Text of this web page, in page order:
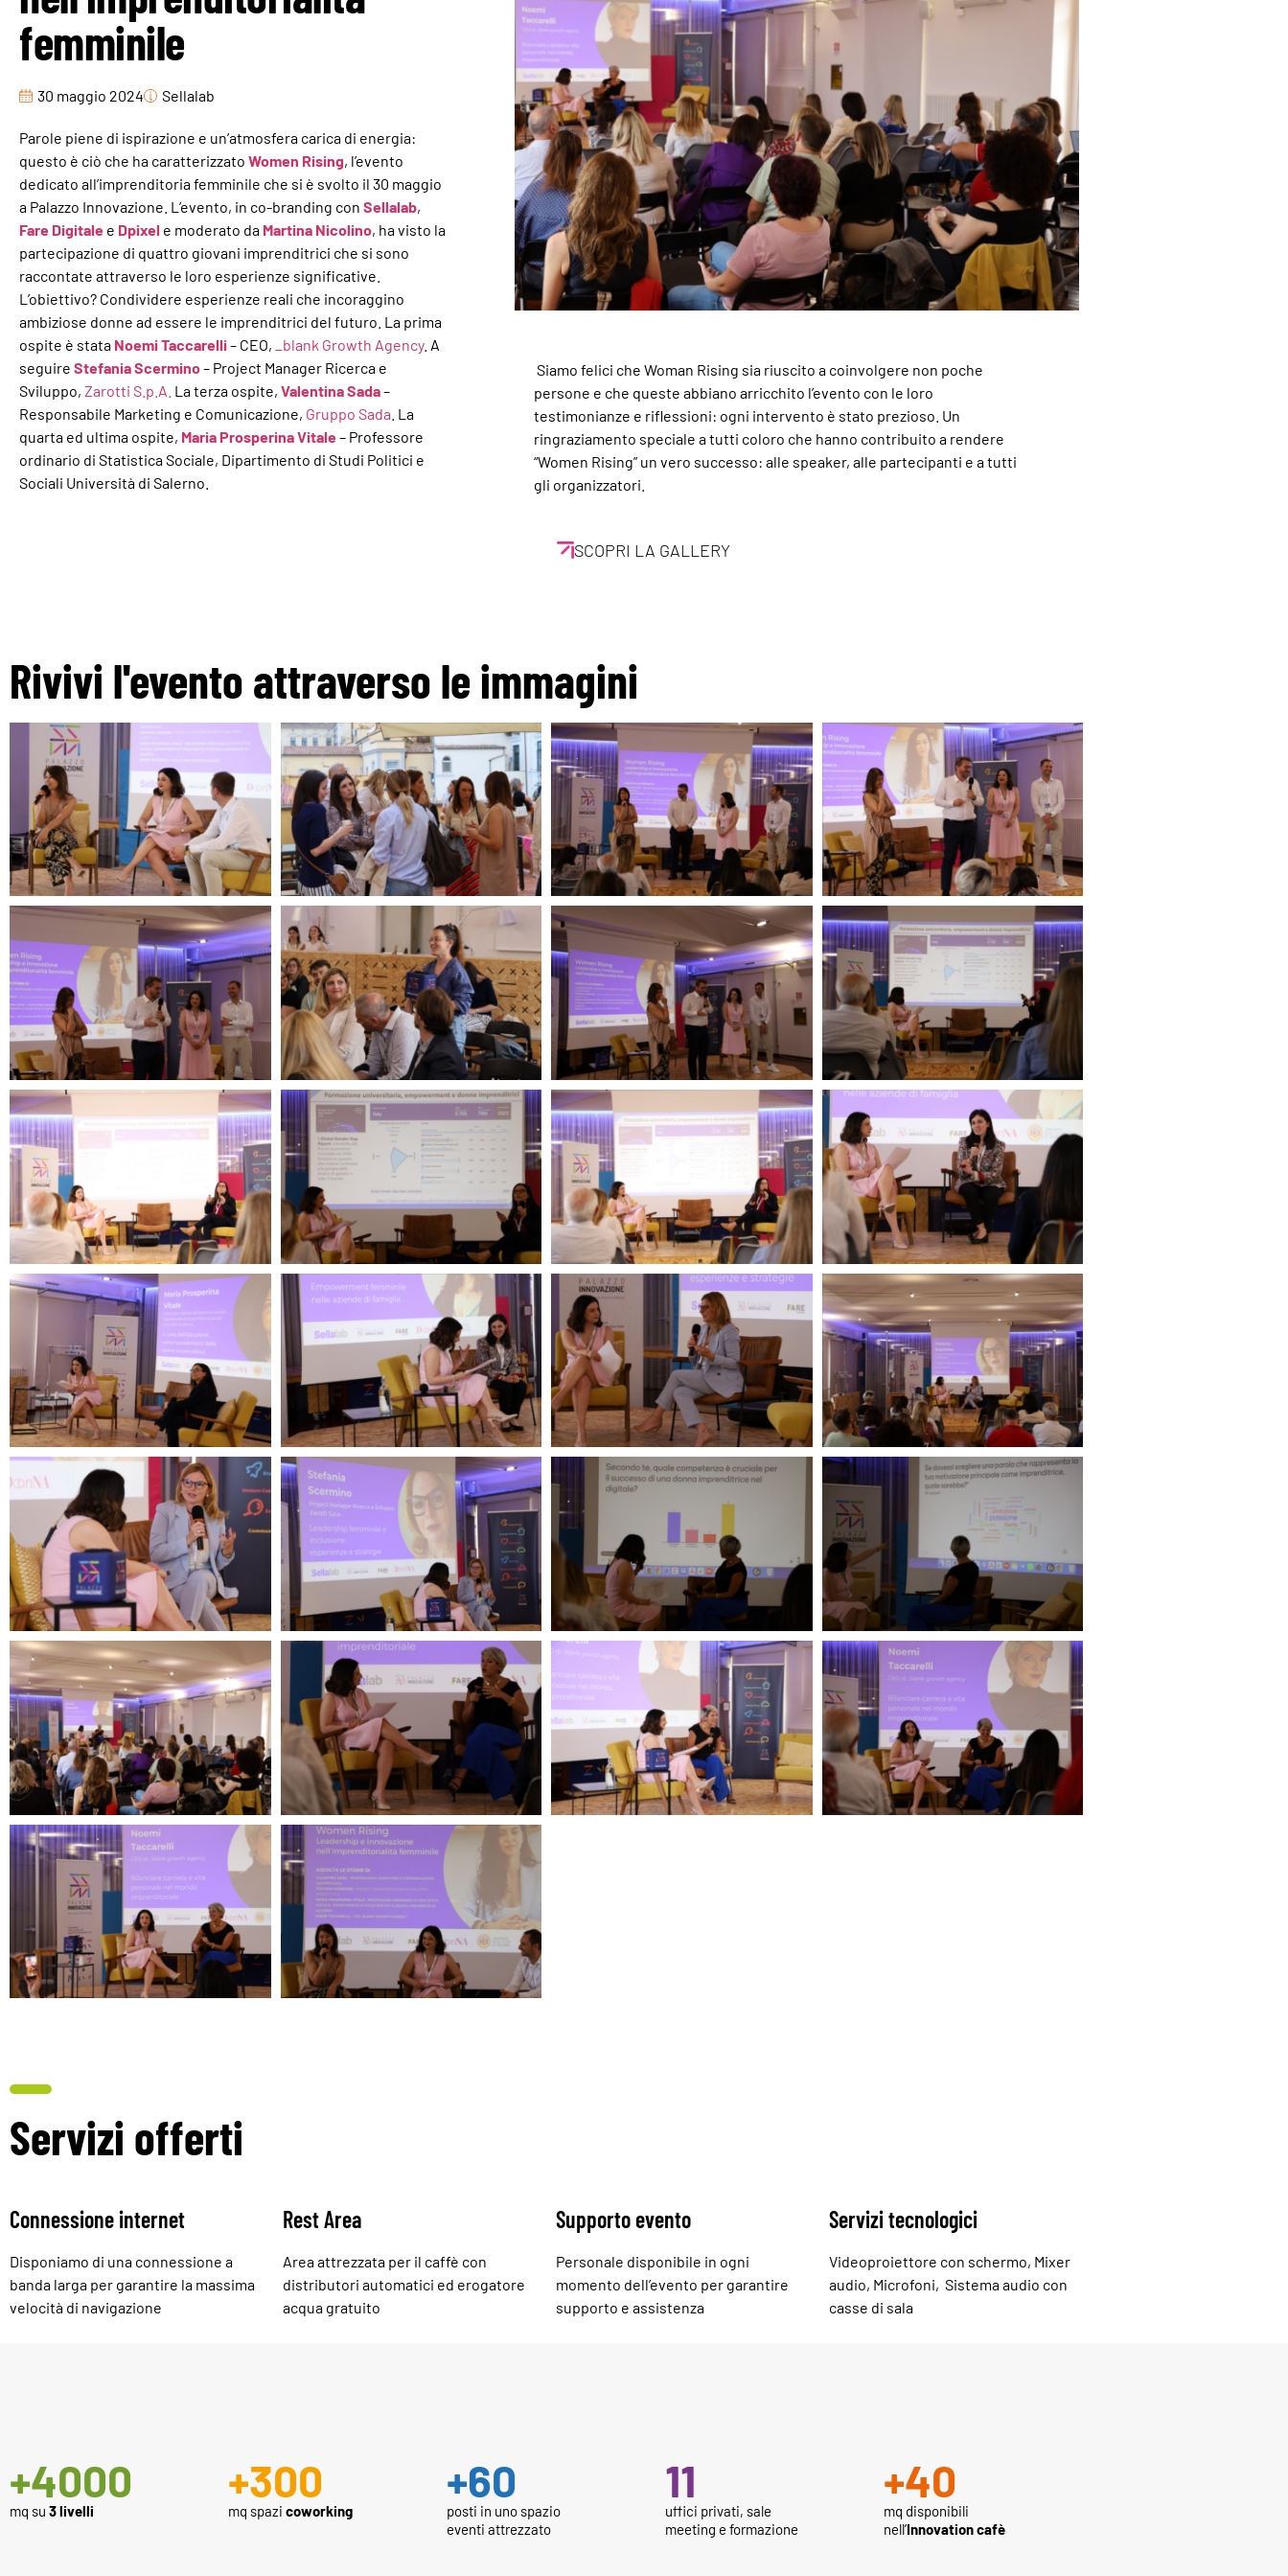
femminile
30 maggio 2024 Sellalab
Parole piene di ispirazione e un’atmosfera carica di energia:
questo è ciò che ha caratterizzato Women Rising, l’evento
dedicato all’imprenditoria femminile che si è svolto il 30 maggio
a Palazzo Innovazione. L’evento, in co-branding con Sellalab,
Fare Digitale e Dpixel e moderato da Martina Nicolino, ha visto la
partecipazione di quattro giovani imprenditrici che si sono
raccontate attraverso le loro esperienze significative.
L’obiettivo? Condividere esperienze reali che incoraggino
ambiziose donne ad essere le imprenditrici del futuro. La prima
ospite è stata Noemi Taccarelli– CEO, _blank Growth Agency. A
seguire Stefania Scermino– Project Manager Ricerca e
Sviluppo, Zarotti S.p.A. La terza ospite, Valentina Sada–
Responsabile Marketing e Comunicazione, Gruppo Sada . La
quarta ed ultima ospite, Maria Prosperina Vitale– Professore
ordinario di Statistica Sociale, Dipartimento di Studi Politici e
Sociali Università di Salerno.
Siamo felici che Woman Rising sia riuscito a coinvolgere non poche
persone e che queste abbiano arricchito l’evento con le loro
testimonianze e riflessioni: ogni intervento è stato prezioso. Un
ringraziamento speciale a tutti coloro che hanno contribuito a rendere
“Women Rising” un vero successo: alle speaker, alle partecipanti e a tutti
gli organizzatori.
SCOPRI LA GALLERY
Rivivi l'evento attraverso le immagini
Servizi offerti
Connessione internet
Disponiamo di una connessione a
banda larga per garantire la massima
velocità di navigazione
Rest Area
Area attrezzata per il caffè con
distributori automatici ed erogatore
acqua gratuito
Supporto evento
Personale disponibile in ogni
momento dell’evento per garantire
supporto e assistenza
Servizi tecnologici
Videoproiettore con schermo, Mixer
audio, Microfoni, Sistema audio con
casse di sala
+4000
mq su 3 livelli
+300
mq spazi coworking
+60
posti in uno spazio
eventi attrezzato
11
uffici privati, sale
meeting e formazione
+40
mq disponibili
nell’Innovation cafè